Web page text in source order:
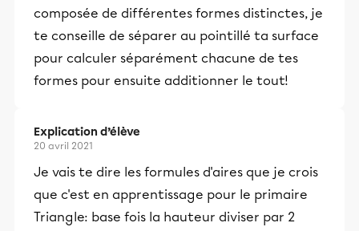
composée de différentes formes distinctes, je
te conseille de séparer au pointillé ta surface
pour calculer séparément chacune de tes
formes pour ensuite additionner le tout!
Explication d’élève
20 avril 2021
Je vais te dire les formules d'aires que je crois
que c'est en apprentissage pour le primaire
Triangle: base fois la hauteur diviser par 2